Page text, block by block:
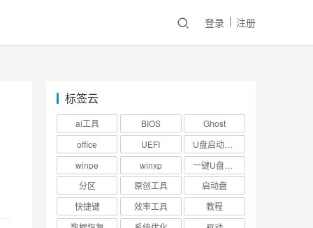
登录 注册
标签云
ai工具 BIOS
Ghost
office
UEFI
winpe
winxp
分区
原创工具
启动盘
快捷键
效率工具
教程